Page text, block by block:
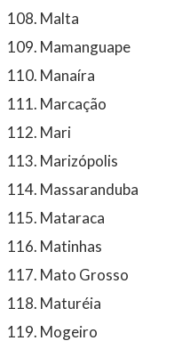
Malta
Mamanguape
Manaíra
Marcação
Mari
Marizópolis
Massaranduba
Mataraca
Matinhas
Mato Grosso
Maturéia
Mogeiro